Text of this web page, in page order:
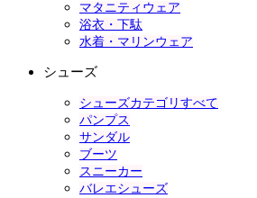
マタニティウェア
浴衣・下駄
水着・マリンウェア
シューズ
シューズカテゴリすべて
パンプス
サンダル
ブーツ
スニーカー
バレエシューズ